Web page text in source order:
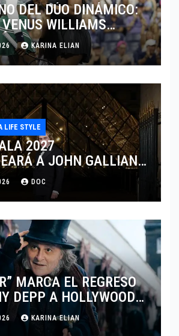
DEL DÚO DINÁMICO:
WILLIAMS
LOS DOBLES EN
2026
KARINA ELIAN
LIFE STYLE
2027
A JOHN GALLIANO
EL REGRESO DEL REY
DOC
MARCA EL REGRESO
DEPP A HOLLYWOOD
POR EL CINE
EUROPEO
KARINA ELIAN